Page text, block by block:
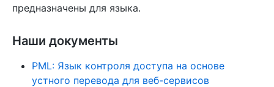
предназначены для языка.
Наши документы
PML: Язык контроля доступа на основе
устного перевода для веб-сервисов